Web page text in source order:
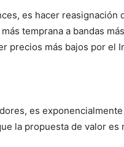
es hacer
temprana a bandas
precios más bajos por el
es
la propuesta de valor